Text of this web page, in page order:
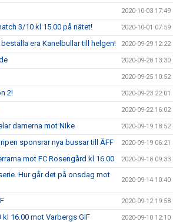
2020-10-03 17:49
3/10 kl 15.00 på nätet! 2020-10-01 07:59
era Kanelbullar till helgen! 2020-09-29 12:22
2020-09-28 13:30
2020-09-25 10:52
2! 2020-09-23 22:01
2020-09-22 16:02
damerna mot Nike 2020-09-19 18:52
sponsrar nya bussar till ÄFF 2020-09-19 06:21
mot FC Rosengård kl 16.00 2020-09-18 09:33
Hur går det på onsdag mot
2020-09-14 10:40
2020-09-12 19:58
16.00 mot Varbergs GIF 2020-09-10 12:10